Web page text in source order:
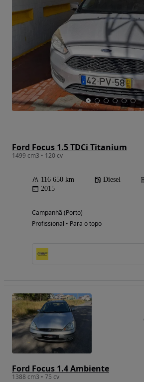
Ford Focus 1.5 TDCi Titanium
1499 cm3 • 120 cv
116 650 km Diesel
2015
Campanhã (Porto)
Profissional • Para o topo
Ford Focus 1.4 Ambiente
1388 cm3 • 75 cv